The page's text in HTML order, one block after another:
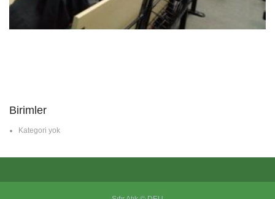
Birimler
Kategori yok